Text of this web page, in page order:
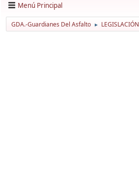
Menú Principal
GDA.-Guardianes Del Asfalto ► LEGISLACIÓN